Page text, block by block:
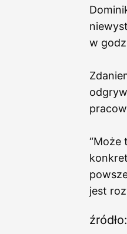
w
“Może
jest
źródło: